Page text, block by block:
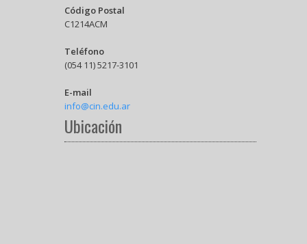
Código Postal
C1214ACM
Teléfono
(054 11) 5217-3101
E-mail
info@cin.edu.ar
Ubicación